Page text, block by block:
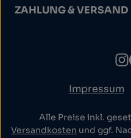
ZAHLUNG & VERSAND
Impressum
Alle Preise inkl.
Versandkosten und ggf.